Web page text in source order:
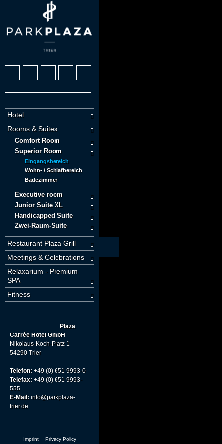
Hotel
Rooms & Suites
Comfort Room
Superior Room
Eingangsbereich
Wohn- / Schlafbereich
Badezimmer
Executive room
Junior Suite XL
Handicapped Suite
Zwei-Raum-Suite
Restaurant Plaza Grill
Meetings & Celebrations
Relaxarium - Premium
SPA
Fitness
Plaza
Carrée Hotel GmbH
Nikolaus-Koch-Platz 1
54290 Trier
Telefon: +49 (0) 651 9993-0
Telefax: +49 (0) 651 9993-
555
E-Mail: info@parkplaza-
trier.de
Imprint Privacy Policy